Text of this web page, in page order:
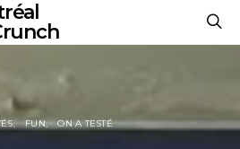
FUN ON A TESTÉ